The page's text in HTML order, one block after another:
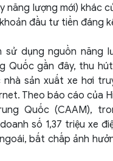
năng lượng mới) khác
đầu tư tiền đáng
sử dụng nguồn năng
Quốc gần đây, thu
sản xuất xe hơi
Theo báo cáo của
Quốc (CAAM),
số 1,37 triệu xe
bất chấp ảnh